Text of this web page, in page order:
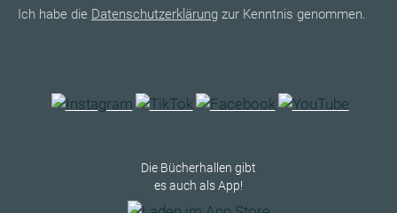
Ich habe die Datenschutzerklärung zur Kenntnis genommen.
Die Bücherhallen gibt
es auch als App!